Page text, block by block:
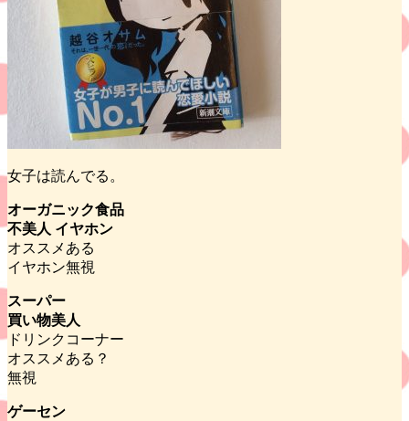
女子は読んでる。
オーガニック食品
不美人 イヤホン
オススメある
イヤホン無視
スーパー
買い物美人
ドリンクコーナー
オススメある？
無視
ゲーセン